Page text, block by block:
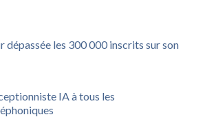
dépassée les 300 000 inscrits sur son
IA à tous les